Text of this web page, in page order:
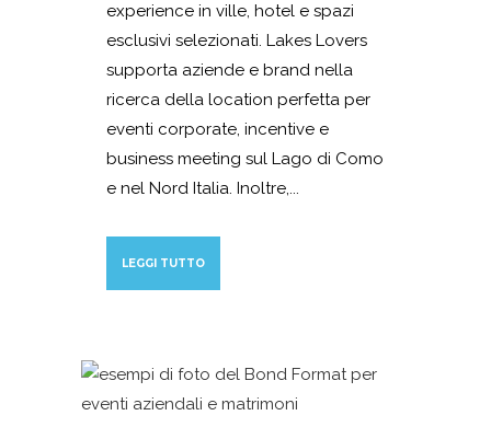
experience in ville, hotel e spazi
esclusivi selezionati. Lakes Lovers
supporta aziende e brand nella
ricerca della location perfetta per
eventi corporate, incentive e
business meeting sul Lago di Como
e nel Nord Italia. Inoltre,...
LEGGI TUTTO